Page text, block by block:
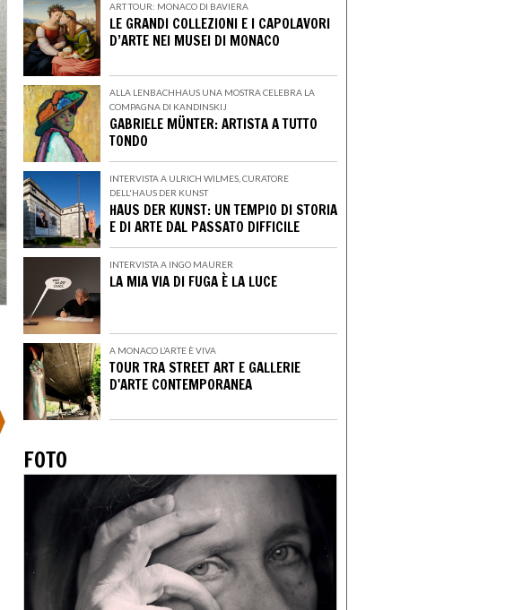
ART TOUR: MONACO DI BAVIERA
LE GRANDI COLLEZIONI E I CAPOLAVORI
D’ARTE NEI MUSEI DI MONACO
ALLA LENBACHHAUS UNA MOSTRA CELEBRA LA
COMPAGNA DI KANDINSKIJ
GABRIELE MÜNTER: ARTISTA A TUTTO
TONDO
INTERVISTA A ULRICH WILMES, CURATORE
DELL'HAUS DER KUNST
HAUS DER KUNST: UN TEMPIO DI STORIA
E DI ARTE DAL PASSATO DIFFICILE
INTERVISTA A INGO MAURER
LA MIA VIA DI FUGA È LA LUCE
A MONACO L’ARTE È VIVA
TOUR TRA STREET ART E GALLERIE
D'ARTE CONTEMPORANEA
FOTO